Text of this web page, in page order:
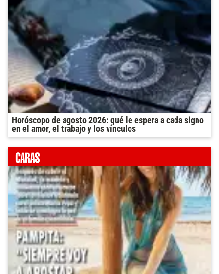
Horóscopo de agosto 2026: qué le espera a cada signo
en el amor, el trabajo y los vínculos